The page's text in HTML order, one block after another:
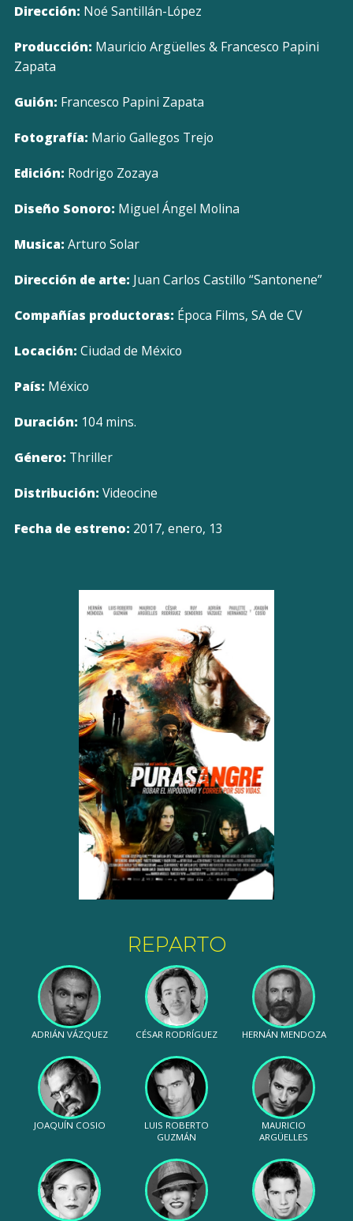
Dirección: Noé Santillán-López
Producción: Mauricio Argüelles & Francesco Papini
Zapata
Guión: Francesco Papini Zapata
Fotografía: Mario Gallegos Trejo
Edición: Rodrigo Zozaya
Diseño Sonoro: Miguel Ángel Molina
Musica: Arturo Solar
Dirección de arte: Juan Carlos Castillo “Santonene”
Compañías productoras: Época Films, SA de CV
Locación: Ciudad de México
País: México
Duración: 104 mins.
Género: Thriller
Distribución: Videocine
Fecha de estreno: 2017, enero, 13
REPARTO
ADRIÁN VÁZQUEZ CÉSAR RODRÍGUEZ HERNÁN MENDOZA
JOAQUÍN COSIO
LUIS ROBERTO
GUZMÁN
MAURICIO
ARGÜELLES